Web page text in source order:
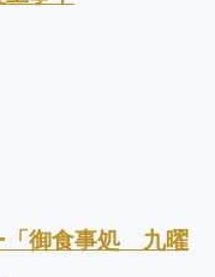
「御食事処 九曜